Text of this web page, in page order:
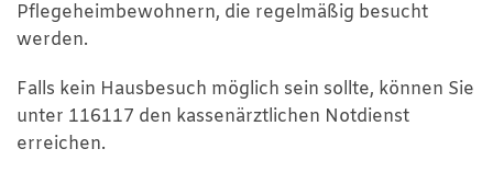
Pflegeheimbewohnern, die regelmäßig besucht
werden.
Falls kein Hausbesuch möglich sein sollte, können Sie
unter 116117 den kassenärztlichen Notdienst
erreichen.